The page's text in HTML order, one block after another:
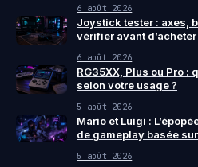
6 août 2026
Joystick tester : axes,
vérifier avant d’acheter
6 août 2026
RG35XX, Plus ou Pro
selon votre usage ?
5 août 2026
Mario et Luigi :
de gameplay basée
5 août 2026